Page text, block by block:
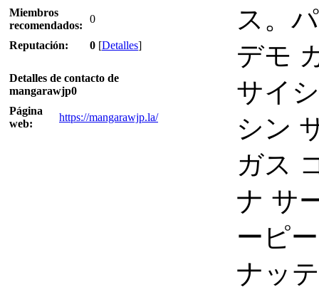
Miembros
recomendados:
0
Reputación: 0 [Detalles]
Detalles de contacto de
mangarawjp0
Página
web:
https://mangarawjp.la/
ス。
デモ
サイ
シン
ガス
ナ サ
ーピ
ナッ